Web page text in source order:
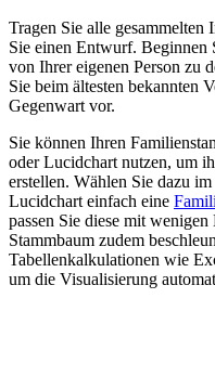
Tragen Sie alle gesammelten
Sie einen Entwurf. Beginnen
von Ihrer eigenen Person zu
Sie beim ältesten bekannten
Gegenwart vor.
Sie können Ihren
oder Lucidchart nutzen, um
erstellen. Wählen Sie dazu
Lucidchart einfach eine
passen Sie diese mit
Stammbaum zudem
Tabellenkalkulationen wie
um die Visualisierung